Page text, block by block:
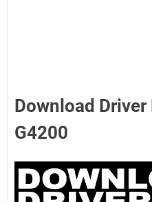
Download
G4200